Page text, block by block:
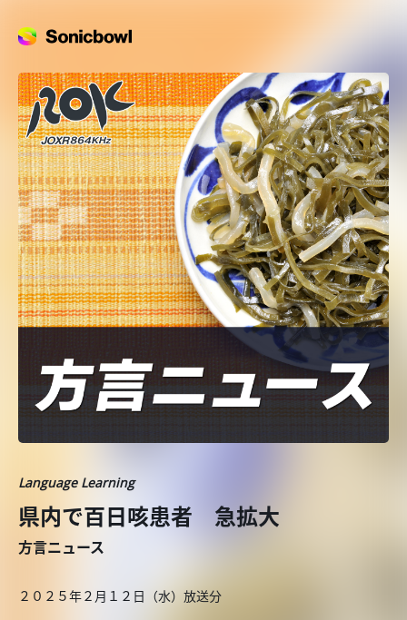
Language Learning
県内で百日咳患者 急拡大
方言ニュース
２０２５年２月１２日（水）放送分